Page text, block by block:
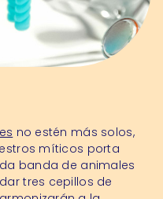
no estén más solos,
míticos porta
banda de animales
tres cepillos de